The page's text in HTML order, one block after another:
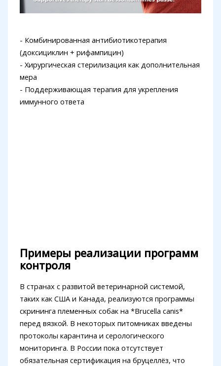
- Комбинированная антибиотикотерапия
(доксициклин + рифампицин)
- Хирургическая стерилизация как дополнительная
мера
- Поддерживающая терапия для укрепления
иммунного ответа
Примеры реализации программ
контроля
В странах с развитой ветеринарной системой,
таких как США и Канада, реализуются программы
скрининга племенных собак на *Brucella canis*
перед вязкой. В некоторых питомниках введены
протоколы карантина и серологического
мониторинга. В России пока отсутствует
обязательная сертификация на бруцеллёз, что